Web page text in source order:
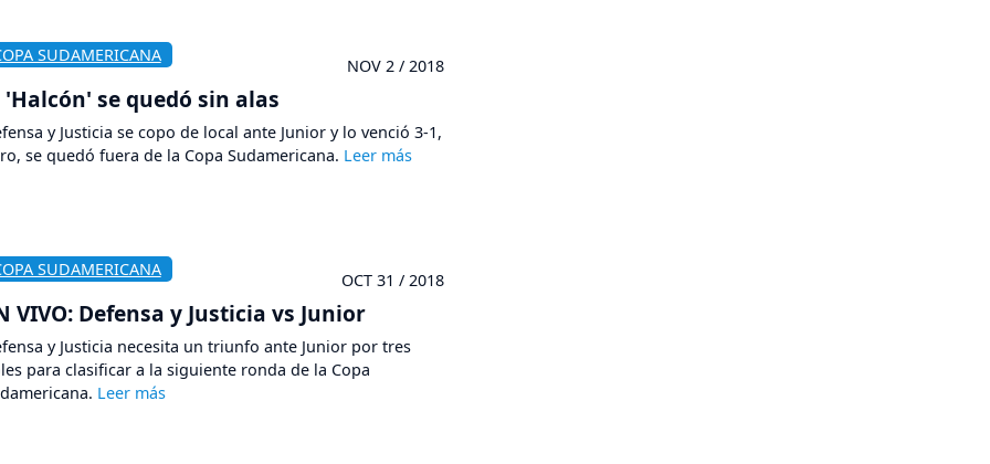
SUDAMERICANA
NOV 2 / 2018
'Halcón' se quedó sin alas
y Justicia se copo de local ante Junior y lo venció 3-1,
se quedó fuera de la Copa Sudamericana.
SUDAMERICANA
OCT 31 / 2018
VIVO: Defensa y Justicia vs Junior
y Justicia necesita un triunfo ante Junior por tres
para clasificar a la siguiente ronda de la Copa